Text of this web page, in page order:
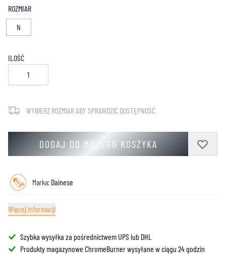
ROZMIAR
N
ILOŚĆ
WYBIERZ ROZMIAR ABY SPRAWDZIĆ DOSTĘPNOŚĆ
DODAJ DO MOJEGO KOSZYKA
Marka: Dainese
Więcej informacji
Szybka wysyłka za pośrednictwem UPS lub DHL
Produkty magazynowe ChromeBurner wysyłane w ciągu 24 godzin